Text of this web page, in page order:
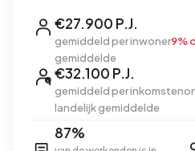
€27.900 P.J.
gemiddeld per inwoner9%
gemiddelde
€32.100 P.J.
gemiddeld per
landelijk gemiddelde
87%